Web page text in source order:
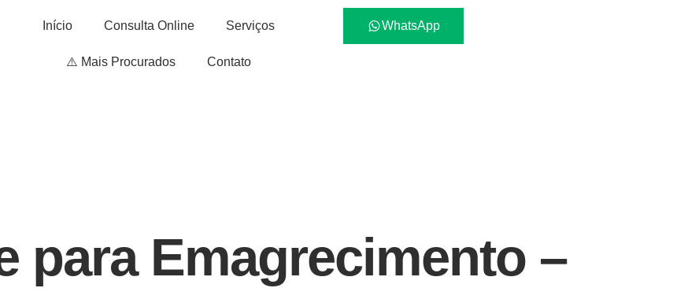
Início Consulta Online Serviços
⚠️ Mais Procurados Contato
WhatsApp
para Emagrecimento –